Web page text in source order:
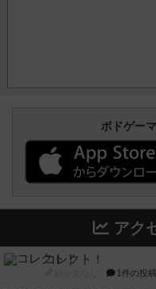
ボドゲー
アク
コレクト！
1件の投稿